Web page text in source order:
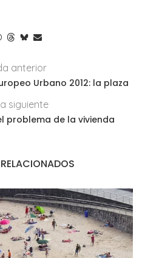
anterior
Urbano 2012: la plaza
siguiente
problema de la vivienda